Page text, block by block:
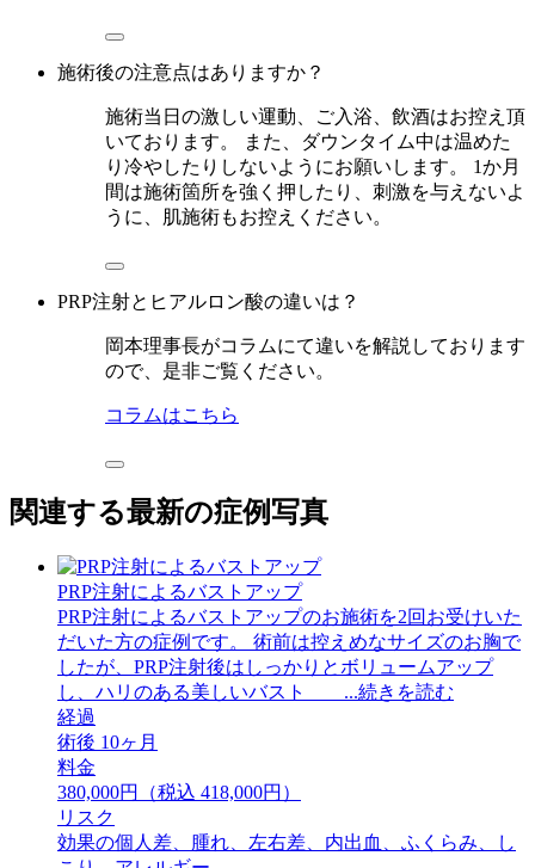
施術後の注意点はありますか？
施術当日の激しい運動、ご入浴、飲酒はお控え頂
いております。 また、ダウンタイム中は温めた
り冷やしたりしないようにお願いします。 1か月
間は施術箇所を強く押したり、刺激を与えないよ
うに、肌施術もお控えください。
PRP注射とヒアルロン酸の違いは？
岡本理事長がコラムにて違いを解説しております
ので、是非ご覧ください。
コラムはこちら
関連する最新の症例写真
PRP注射によるバストアップ
PRP注射によるバストアップのお施術を2回お受けいた
だいた方の症例です。 術前は控えめなサイズのお胸で
したが、PRP注射後はしっかりとボリュームアップ
し、ハリのある美しいバスト ...続きを読む
経過
術後 10ヶ月
料金
380,000円（税込 418,000円）
リスク
効果の個人差、腫れ、左右差、内出血、ふくらみ、し